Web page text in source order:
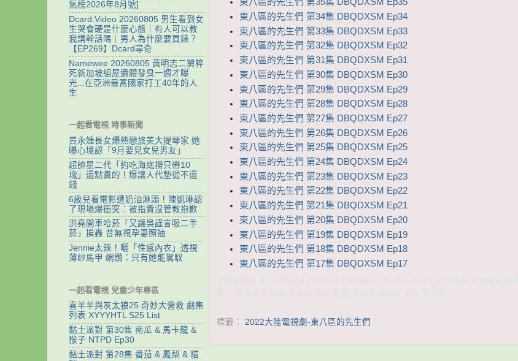
東八區的先生們 第35集 DBQDXSM Ep35
東八區的先生們 第34集 DBQDXSM Ep34
東八區的先生們 第33集 DBQDXSM Ep33
東八區的先生們 第32集 DBQDXSM Ep32
東八區的先生們 第31集 DBQDXSM Ep31
東八區的先生們 第30集 DBQDXSM Ep30
東八區的先生們 第29集 DBQDXSM Ep29
東八區的先生們 第28集 DBQDXSM Ep28
東八區的先生們 第27集 DBQDXSM Ep27
東八區的先生們 第26集 DBQDXSM Ep26
東八區的先生們 第25集 DBQDXSM Ep25
東八區的先生們 第24集 DBQDXSM Ep24
東八區的先生們 第23集 DBQDXSM Ep23
東八區的先生們 第22集 DBQDXSM Ep22
東八區的先生們 第21集 DBQDXSM Ep21
東八區的先生們 第20集 DBQDXSM Ep20
東八區的先生們 第19集 DBQDXSM Ep19
東八區的先生們 第18集 DBQDXSM Ep18
東八區的先生們 第17集 DBQDXSM Ep17
標籤： 2022大陸電視劇-東八區的先生們
氣榜2026年8月號]
Dcard.Video 20260805 男生看到女
生哭會硬是什麼心態｜有人可以教
我講幹話嗎｜男人為什麼要買錶？
【EP269】Dcard尋奇
Namewee 20260805 黃明志二舅猝
死新加坡組屋遺體發臭一週才曝
光...在亞洲最富國家打工40年的人
生
一起看電視 時事新聞
賈永婕長女爆熱戀旅美大提琴家 她
曝心境認「9月要見女兒男友」
超帥星二代「約吃海底撈只帶10
塊」還點貴的！爆讓人代墊從不還
錢
6歲兒看電影遭奶油淋頭！陳凱琳認
了現場爆衝突：被指責沒管教抱歉
洪堯開車哈菸「又讓吳謹言吸二手
菸」挨轟 昔無視孕妻照抽
Jennie太辣！曬「性感內衣」透視
薄紗馬甲 網讚：只有她能駕馭
一起看電視 兒童少年專區
喜羊羊與灰太狼25 奇妙大營救 劇集
列表 XYYYHTL S25 List
黏土派對 第30集 南瓜 & 馬卡龍 &
猴子 NTPD Ep30
黏土派對 第28集 番茄 & 鳳梨 & 貓